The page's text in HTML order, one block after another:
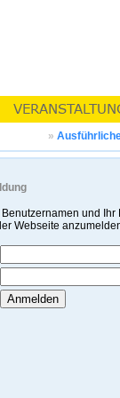
»
und Ihr
Webseite